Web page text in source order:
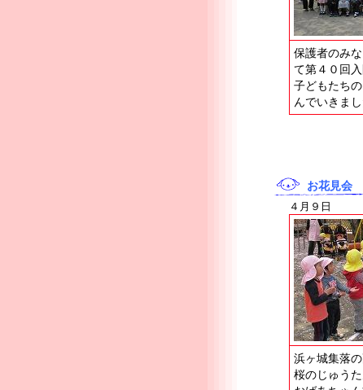
保護者のみ
て第４０回
子どもたち
んでいきまし
お花見会
４月９日
浜ヶ城集落
桜のじゅう